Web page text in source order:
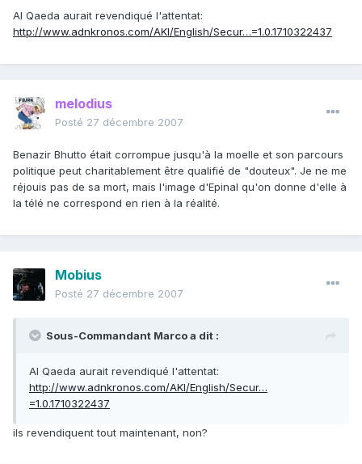
Al Qaeda aurait revendiqué l'attentat:
http://www.adnkronos.com/AKI/English/Secur…=1.0.1710322437
melodius
Posté 27 décembre 2007
Benazir Bhutto était corrompue jusqu'à la moelle et son parcours
politique peut charitablement être qualifié de "douteux". Je ne me
réjouis pas de sa mort, mais l'image d'Epinal qu'on donne d'elle à
la télé ne correspond en rien à la réalité.
Mobius
Posté 27 décembre 2007
Sous-Commandant Marco a dit :
Al Qaeda aurait revendiqué l'attentat:
http://www.adnkronos.com/AKI/English/Secur…
=1.0.1710322437
ils revendiquent tout maintenant, non?